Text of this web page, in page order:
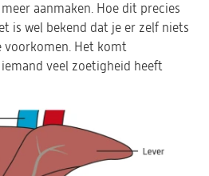
aanmaken. Hoe dit precies
is wel bekend dat je er zelf niets
voorkomen. Het komt
veel zoetigheid heeft